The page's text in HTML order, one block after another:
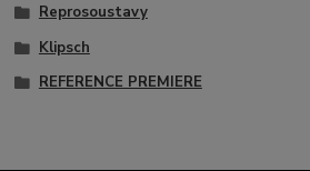
Reprosoustavy
Klipsch
REFERENCE PREMIERE